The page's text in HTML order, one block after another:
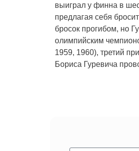
выиграл у финна в
предлагая себя
бросок прогибом, но
олимпийским
1959, 1960), третий
Бориса Гуревича